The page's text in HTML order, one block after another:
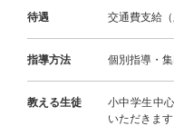
待遇 交通費支給
指導方法 個別指導・
教える生徒
小中学生中
いただきます